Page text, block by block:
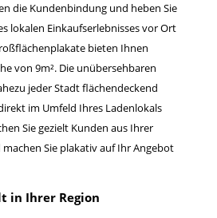
die Kundenbindung und heben Sie
lokalen Einkaufserlebnisses vor Ort
bieten Ihnen
von 9m². Die unübersehbaren
jeder Stadt flächendeckend
im Umfeld Ihres Ladenlokals
Sie gezielt Kunden aus Ihrer
Sie plakativ auf Ihr Angebot
in Ihrer Region